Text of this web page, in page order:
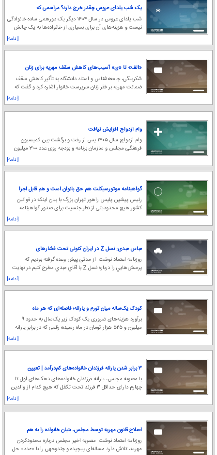
یک شب یلدای عروس چقدر خرج دارد؟ مراسمی که
هزینه‌اش برابر با حقوق یک ماه کارگر است!شب یلدای عروس در سال ۱۴۰۴ دیگر یک دورهمی ساده خانوادگی
نیست و هزینه‌های آن برای بسیاری از خانواده‌ها به یک چالش
[ادامه]
«الف»‌ تا «ی» آسیب‌های کاهش سقف مهریه برای زنان
شکربیگی، جامعه‌شناس و استاد دانشگاه به تأثیر کاهش سقف
ضمانت مهریه بر فقر زنان سرپرست خانوار اشاره کرد و گفت که
[ادامه]
وام ازدواج افزایش نیافت
وام ازدواج سال ۱۴۰۵ پس از رفت و برگشت بین کمیسیون
فرهنگی مجلس و سازمان برنامه و بودجه روی عدد ۳۰۰ میلیون
[ادامه]
گواهینامه موتورسیکلت هم حق بانوان است و هم قابل اجرا
رئیس پیشین پلیس راهور تهران بزرگ با بیان اینکه در قوانین
کشور هیچ محدودیتی از نظر جنسیت برای صدور گواهینامه
[ادامه]
عباس عبدی: نسل Z در ايران كنونی تحت فشارهای
گوناگونی است
روزنامه اعتماد نوشت: از مدتي پيش وعده گرفته بوديم كه
پرسش‌هايي را درباره نسل Z با آقاي عبدي مطرح كنيم در نهايت
[ادامه]
کودک یک‌ساله میان تورم و یارانه؛ فاصله‌ای که هر ماه
عمیق‌تر می‌شود
برآورد هزینه‌های ضروری یک کودک زیر یک‌سال به حدود ۹
میلیون و ۵۲۵ هزار تومان در ماه رسیده؛ رقمی که در برابر یارانه
[ادامه]
۳ برابر شدن یارانه فرزندان خانواده‌های کم‌درآمد | تعیین
میزان تسهیلات ازدواج و فرزندآوری در سال ۱۴۰۵
با مصوبه مجلس، یارانه فرزندان خانواده‌های دهک‌های اول تا
چهارم دارای حداقل ۳ فرزند تحت تکفل که هیچ کدام از والدین
[ادامه]
اصلاح قانون مهریه توسط مجلس، بنیان خانواده را به هم
می‌ریزد
روزنامه اعتماد نوشت: مصوبه اخیر مجلس درباره محدودکردن
مهریه، تلاش دارد مساله‌ای پیچیده و چندوجهی را با «عدد» حل